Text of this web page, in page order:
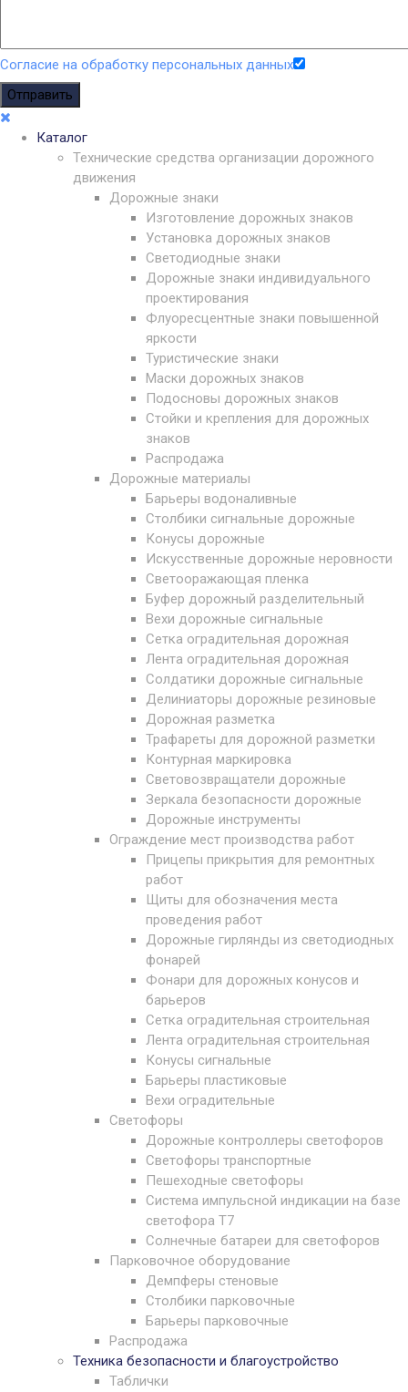
Согласие на обработку персональных данных
Отправить
Каталог
Технические средства организации дорожного
движения
Дорожные знаки
Изготовление дорожных знаков
Установка дорожных знаков
Светодиодные знаки
Дорожные знаки индивидуального
проектирования
Флуоресцентные знаки повышенной
яркости
Туристические знаки
Маски дорожных знаков
Подосновы дорожных знаков
Стойки и крепления для дорожных
знаков
Распродажа
Дорожные материалы
Барьеры водоналивные
Столбики сигнальные дорожные
Конусы дорожные
Искусственные дорожные неровности
Светооражающая пленка
Буфер дорожный разделительный
Вехи дорожные сигнальные
Сетка оградительная дорожная
Лента оградительная дорожная
Солдатики дорожные сигнальные
Делиниаторы дорожные резиновые
Дорожная разметка
Трафареты для дорожной разметки
Контурная маркировка
Световозвращатели дорожные
Зеркала безопасности дорожные
Дорожные инструменты
Ограждение мест производства работ
Прицепы прикрытия для ремонтных
работ
Щиты для обозначения места
проведения работ
Дорожные гирлянды из светодиодных
фонарей
Фонари для дорожных конусов и
барьеров
Сетка оградительная строительная
Лента оградительная строительная
Конусы сигнальные
Барьеры пластиковые
Вехи оградительные
Светофоры
Дорожные контроллеры светофоров
Светофоры транспортные
Пешеходные светофоры
Система импульсной индикации на базе
светофора Т7
Солнечные батареи для светофоров
Парковочное оборудование
Демпферы стеновые
Столбики парковочные
Барьеры парковочные
Распродажа
Техника безопасности и благоустройство
Таблички